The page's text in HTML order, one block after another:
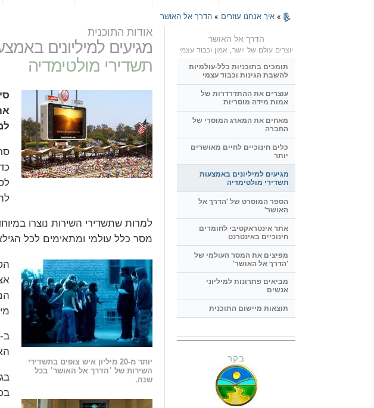
» איך אנחנו עוזרים » הדרך אל האושר
אודות התוכנית
מגיעים למיליונים
תשדירי מולטימדיה
מסר כלל עולמי ומתאימים לכל
יותר מ-20 מיליון איש צופים בתשדירי
השירות של ׳הדרך אל האושר׳ בכל
שנה.
הדרך אל האושר
יוצרים עולם של יושר, אמון וכבוד עצמי
תומכים בתוכניות כלל-עולמיות
להשבת הגינות וכבוד עצמי
עוצרים את ההתדרדרות של
אמות מידה מוסריות
מאחים את המארג המוסרי של
החברה
כלים חינוכיים לחיים מאושרים
יותר
מגיעים למיליונים באמצעות
תשדירי מולטימדיה
הספר המוסרט של 'הדרך אל
האושר'
אתר אינטראקטיבי לחומרים
חינוכיים באינטרנט
מפיצים את המסר העולמי של
'הדרך אל האושר'
מביאים פתרונות למיליוני
אנשים
תוצאות מיישום התוכנית
בקר